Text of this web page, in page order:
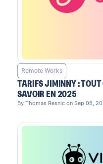
Remote Works
TARIFS JIMINNY : TOUT
SAVOIR EN 2025
By Thomas Resnic on Sep 08,